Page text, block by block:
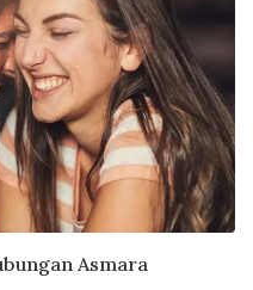
Asmara